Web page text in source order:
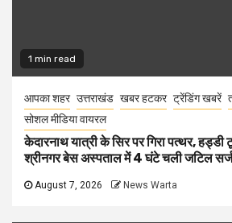
1 min read
आपका शहर उत्तराखंड खबर हटकर ट्रेंडिंग खबरें
सोशल मीडिया वायरल
केदारनाथ यात्री के सिर पर गिरा पत्थर, हड्डी
श्रीनगर बेस अस्पताल में 4 घंटे चली जटिल
August 7, 2026 News Warta